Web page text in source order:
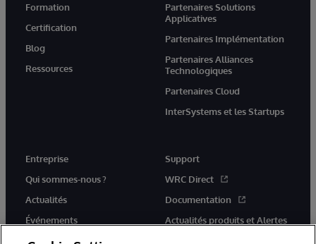
Formation
Certification
Blog
Ressources
Partenaires Solutions
Applicatives
Partenaires Implémentation
Partenaires Alliances
Technologiques
Partenaires Cloud
InterSystems et les Startups
Entreprise
Qui sommes-nous ?
Actualités
Événements
Rejoignez-nous
Support
WRC Direct
Documentation
Actualités produits et Alertes